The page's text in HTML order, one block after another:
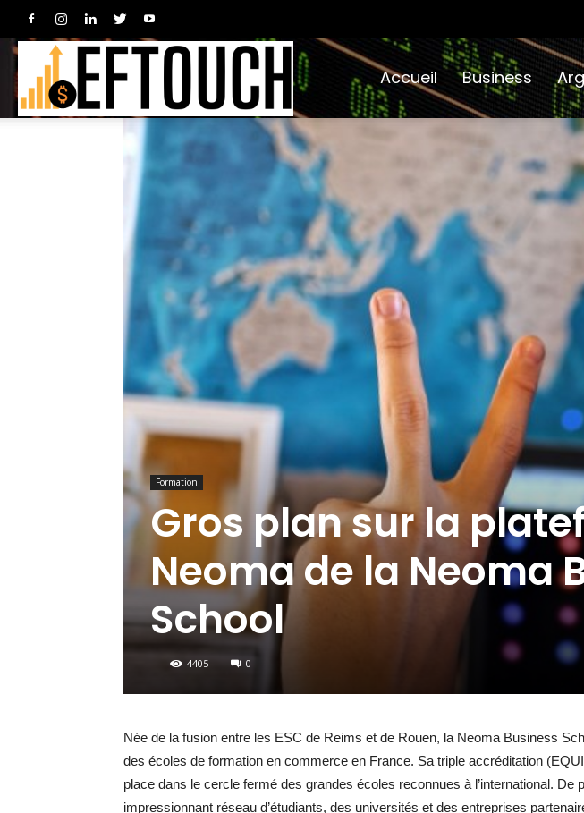
EFTouch Accueil Business
Formation
Gros plan sur la
Neoma de la Neoma
School
4405 0
Née de la fusion entre les ESC de Reims et de Rouen, la Neoma Business
des écoles de formation en commerce en France. Sa triple accréditation
place dans le cercle fermé des grandes écoles reconnues à l’international. De
impressionnant réseau d’étudiants, des universités et des entreprises